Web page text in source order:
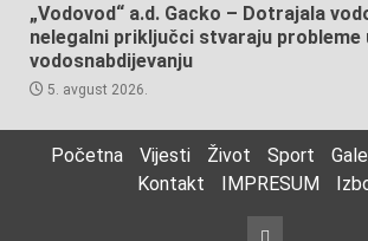
„Vodovod“ a.d. Gacko – Dotrajala
nelegalni priključci stvaraju probleme
vodosnabdijevanju
5. avgust 2026.
Početna Vijesti Život Sport
Kontakt
IMPRESUM
Izbori